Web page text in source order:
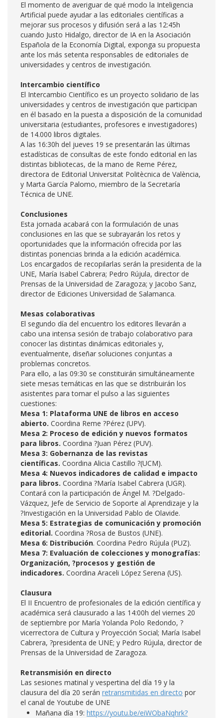
El momento de averiguar de qué modo la Inteligencia
Artificial puede ayudar a las editoriales científicas a
mejorar sus procesos y difusión será a las 12:45h
cuando Justo Hidalgo, director de IA en la Asociación
Española de la Economía Digital, exponga su propuesta
ante los más setenta responsables de editoriales de
universidades y centros de investigación.
Intercambio científico
El Intercambio Científico es un proyecto solidario de las
universidades y centros de investigación que participan
en él basado en la puesta a disposición de la comunidad
universitaria (estudiantes, profesores e investigadores)
de 14.000 libros digitales.
A las 16:30h del jueves 19 se presentarán las últimas
estadísticas de consultas de este fondo editorial en las
distintas bibliotecas, de la mano de Reme Pérez,
directora de Editorial Universitat Politècnica de València,
y Marta García Palomo, miembro de la Secretaría
Técnica de UNE.
Conclusiones
Esta jornada acabará con la formulación de unas
conclusiones en las que se subrayarán los retos y
oportunidades que la información ofrecida por las
distintas ponencias brinda a la edición académica.
Los encargados de recopilarlas serán la presidenta de la
UNE, María Isabel Cabrera; Pedro Rújula, director de
Prensas de la Universidad de Zaragoza; y Jacobo Sanz,
director de Ediciones Universidad de Salamanca.
Mesas colaborativas
El segundo día del encuentro los editores llevarán a
cabo una intensa sesión de trabajo colaborativo para
conocer las distintas dinámicas editoriales y,
eventualmente, diseñar soluciones conjuntas a
problemas concretos.
Para ello, a las 09:30 se constituirán simultáneamente
siete mesas temáticas en las que se distribuirán los
asistentes para tomar el pulso a las siguientes
cuestiones:
Mesa 1: Plataforma UNE de libros en acceso
abierto. Coordina Reme ?Pérez (UPV).
Mesa 2: Proceso de edición y nuevos formatos
para libros. Coordina ?Juan Pérez (PUV).
Mesa 3: Gobernanza de las revistas
científicas. Coordina Alicia Castillo ?(UCM).
Mesa 4: Nuevos indicadores de calidad e impacto
para libros. Coordina ?María Isabel Cabrera (UGR).
Contará con la participación de Ángel M. ?Delgado-
Vázquez, Jefe de Servicio de Soporte al Aprendizaje y la
?Investigación en la Universidad Pablo de Olavide.
Mesa 5: Estrategias de comunicación y promoción
editorial. Coordina ?Rosa de Bustos (UNE).
Mesa 6: Distribución. Coordina Pedro Rújula (PUZ).
Mesa 7: Evaluación de colecciones y monografías:
Organización, ?procesos y gestión de
indicadores. Coordina Araceli López Serena (US).
Clausura
El II Encuentro de profesionales de la edición científica y
académica será clausurado a las 14:00h del viernes 20
de septiembre por María Yolanda Polo Redondo, ?
vicerrectora de Cultura y Proyección Social; María Isabel
Cabrera, ?presidenta de UNE; y Pedro Rújula, director de
Prensas de la Universidad de Zaragoza.
Retransmisión en directo
Las sesiones matinal y vespertina del día 19 y la
clausura del día 20 serán retransmitidas en directo por
el canal de Youtube de UNE
Mañana día 19: https://youtu.be/eiWObaNqhrk?